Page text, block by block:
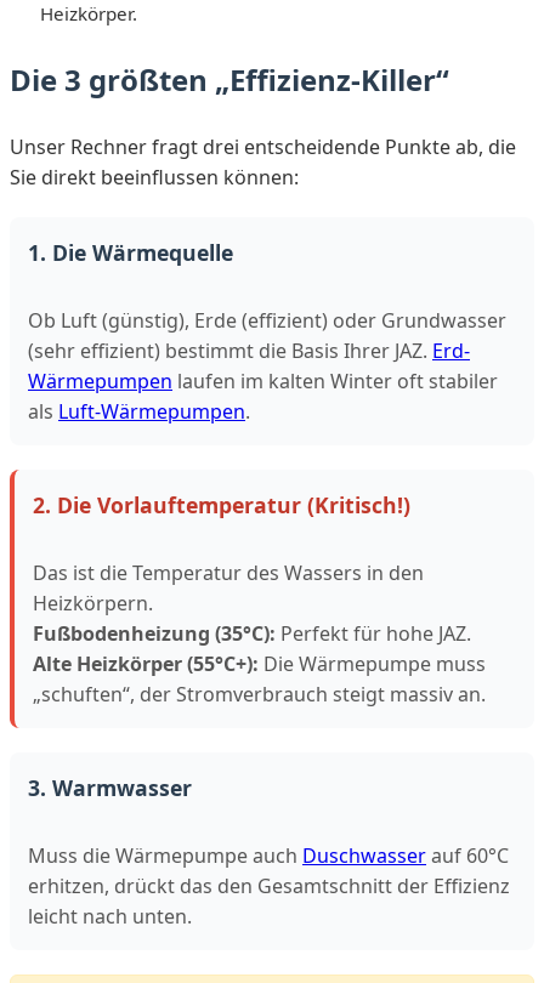
Heizkörper.
Die 3 größten „Effizienz-Killer“
Unser Rechner fragt drei entscheidende Punkte ab, die
Sie direkt beeinflussen können:
1. Die Wärmequelle
Ob Luft (günstig), Erde (effizient) oder Grundwasser
(sehr effizient) bestimmt die Basis Ihrer JAZ. Erd-
Wärmepumpen laufen im kalten Winter oft stabiler
als Luft-Wärmepumpen.
2. Die Vorlauftemperatur (Kritisch!)
Das ist die Temperatur des Wassers in den
Heizkörpern.
Fußbodenheizung (35°C): Perfekt für hohe JAZ.
Alte Heizkörper (55°C+): Die Wärmepumpe muss
„schuften“, der Stromverbrauch steigt massiv an.
3. Warmwasser
Muss die Wärmepumpe auch Duschwasserauf 60°C
erhitzen, drückt das den Gesamtschnitt der Effizienz
leicht nach unten.